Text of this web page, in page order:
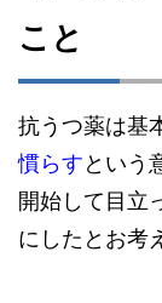
こと
抗うつ薬は基
慣らす という
開始して目立
にしたとお考